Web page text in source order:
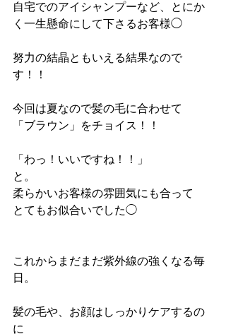
自宅でのアイシャンプーなど、とにか
く一生懸命にして下さるお客様◯
努力の結晶ともいえる結果なので
す！！
今回は夏なので髪の毛に合わせて
「ブラウン」をチョイス！！
「わっ！いいですね！！」
と。
柔らかいお客様の雰囲気にも合って
とてもお似合いでした◯
これからまだまだ紫外線の強くなる毎
日。
髪の毛や、お顔はしっかりケアするの
に